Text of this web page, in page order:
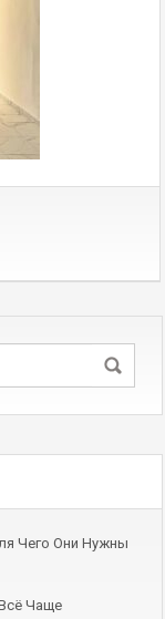
Чего Они Нужны
Чаще